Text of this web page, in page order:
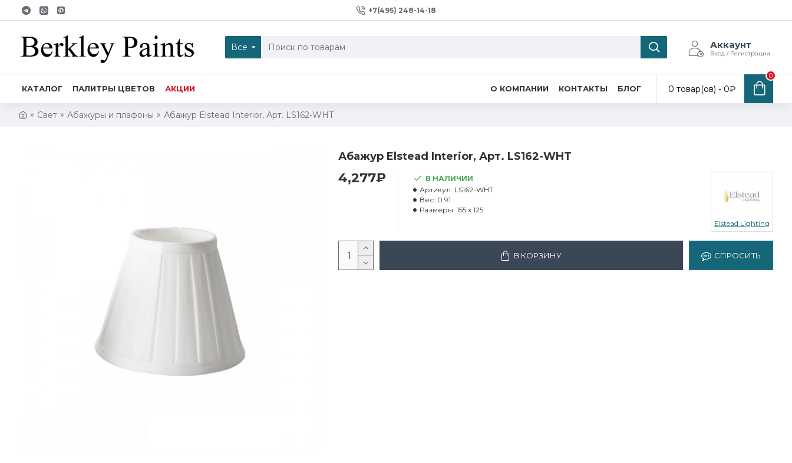
+7(495) 248-14-18
Все Аккаунт
Вход / Регистрация
КАТАЛОГ ПАЛИТРЫ ЦВЕТОВ АКЦИИ О КОМПАНИИ КОНТАКТЫ БЛОГ 0 товар(ов) - 0₽
0
Свет Абажуры и плафоны Абажур Elstead Interior, Арт. LS162-WHT
Абажур Elstead Interior, Арт. LS162-WHT
4,277₽
В НАЛИЧИИ
Артикул: LS162-WHT
Вес: 0.91
Размеры: 155 x 125
Elstead Lighting
В КОРЗИНУ СПРОСИТЬ